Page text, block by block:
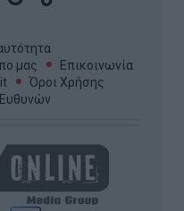
μας
Επικοινωνία
Όροι Χρήσης